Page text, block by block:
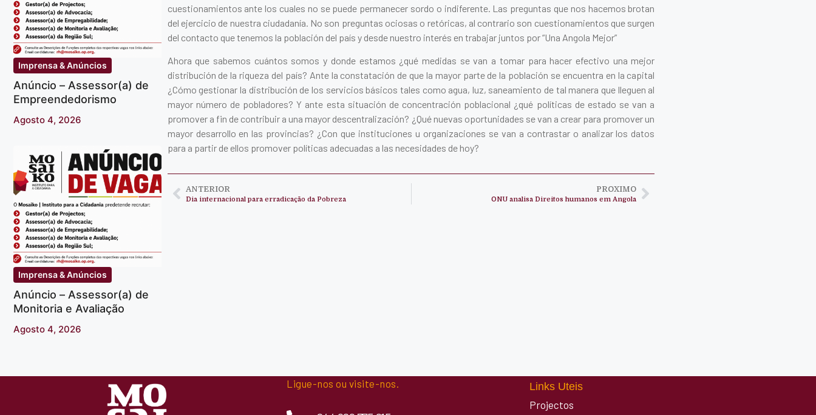
Imprensa & Anúncios
Anúncio – Assessor(a) de
Empreendedorismo
Agosto 4, 2026
Imprensa & Anúncios
Anúncio – Assessor(a) de
Monitoria e Avaliação
Agosto 4, 2026
cuestionamientos ante los cuales no se puede permanecer sordo o indiferente. Las preguntas que nos hacemos brotan
del ejercicio de nuestra ciudadanía. No son preguntas ociosas o retóricas, al contrario son cuestionamientos que surgen
del contacto que tenemos la población del país y desde nuestro interés en trabajar juntos por “Una Angola Mejor”
Ahora que sabemos cuántos somos y donde estamos ¿qué medidas se van a tomar para hacer efectivo una mejor
distribución de la riqueza del país? Ante la constatación de que la mayor parte de la población se encuentra en la capital
¿Cómo gestionar la distribución de los servicios básicos tales como agua, luz, saneamiento de tal manera que lleguen al
mayor número de pobladores? Y ante esta situación de concentración poblacional ¿qué políticas de estado se van a
promover a fin de contribuir a una mayor descentralización? ¿Qué nuevas oportunidades se van a crear para promover un
mayor desarrollo en las provincias? ¿Con que instituciones u organizaciones se van a contrastar o analizar los datos
para a partir de ellos promover políticas adecuadas a las necesidades de hoy?
ANTERIOR
Dia internacional para erradicação da Pobreza
PROXIMO
ONU analisa Direitos humanos em Angola
Ligue-nos ou visite-nos.
Links Uteis
Projectos